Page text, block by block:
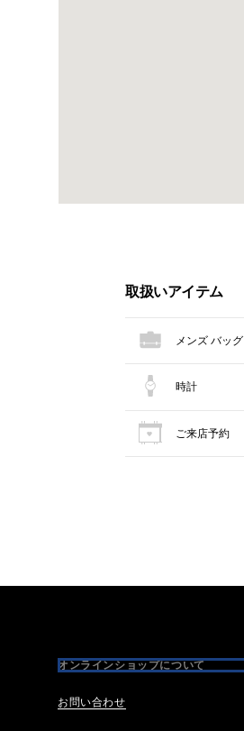
取扱いアイテム
メンズ バッグ
時計
ご来店予約
Footer
オンラインショップについて
お問い合わせ